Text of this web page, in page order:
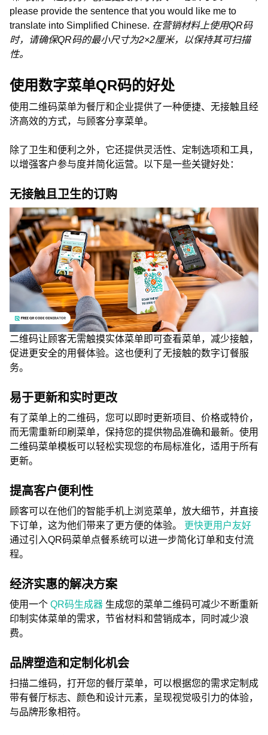
please provide the sentence that you would like me to
translate into Simplified Chinese. 在营销材料上使用QR码
时，请确保QR码的最小尺寸为2×2厘米，以保持其可扫描
性。
使用数字菜单QR码的好处
使用二维码菜单为餐厅和企业提供了一种便捷、无接触且经
济高效的方式，与顾客分享菜单。
除了卫生和便利之外，它还提供灵活性、定制选项和工具，
以增强客户参与度并简化运营。以下是一些关键好处：
无接触且卫生的订购
二维码让顾客无需触摸实体菜单即可查看菜单，减少接触，
促进更安全的用餐体验。这也便利了无接触的数字订餐服
务。
易于更新和实时更改
有了菜单上的二维码，您可以即时更新项目、价格或特价，
而无需重新印刷菜单，保持您的提供物品准确和最新。使用
二维码菜单模板可以轻松实现您的布局标准化，适用于所有
更新。
提高客户便利性
顾客可以在他们的智能手机上浏览菜单，放大细节，并直接
下订单，这为他们带来了更方便的体验。
更快更用户友好
通过引入QR码菜单点餐系统可以进一步简化订单和支付流
程。
经济实惠的解决方案
使用一个 QR码生成器 生成您的菜单二维码可减少不断重新
印制实体菜单的需求，节省材料和营销成本，同时减少浪
费。
品牌塑造和定制化机会
扫描二维码，打开您的餐厅菜单，可以根据您的需求定制成
带有餐厅标志、颜色和设计元素，呈现视觉吸引力的体验，
与品牌形象相符。